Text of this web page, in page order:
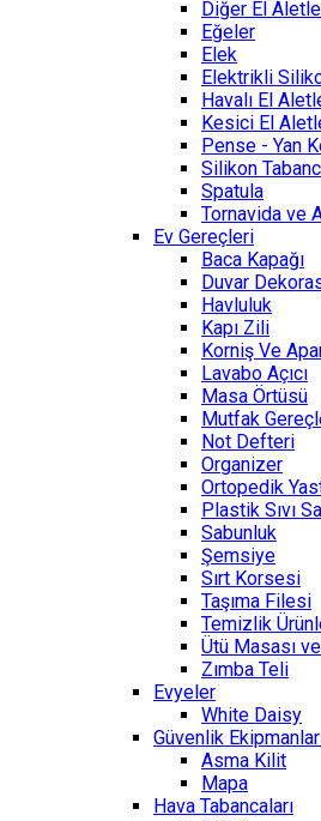
Diğer El
Eğeler
Elek
Elektrikli
Havalı El
Kesici El
Pense - Yan
Silikon
Spatula
Tornavida ve
Ev Gereçleri
Baca Kapağı
Duvar
Havluluk
Kapı Zili
Korniş Ve
Lavabo Açıcı
Masa Örtüsü
Mutfak
Not Defteri
Organizer
Ortopedik
Plastik Sıvı
Sabunluk
Şemsiye
Sırt Korsesi
Taşıma Filesi
Temizlik
Ütü Masası
Zımba Teli
Evyeler
White Daisy
Güvenlik
Asma Kilit
Mapa
Hava Tabancaları